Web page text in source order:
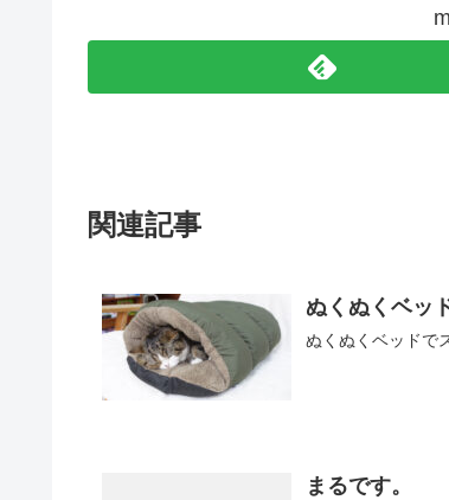
関連記事
ぬくぬくベッ
ぬくぬくベッドで
まるです。